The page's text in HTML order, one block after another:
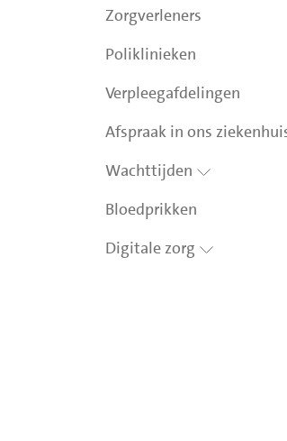
Zorgverleners
Poliklinieken
Verpleegafdelingen
Afspraak in ons
Wachttijden
Bloedprikken
Digitale zorg